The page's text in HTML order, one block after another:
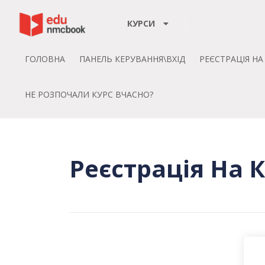
КУРСИ
ГОЛОВНА ПАНЕЛЬ КЕРУВАННЯ\ВХІД РЕЄСТРАЦІЯ
НЕ РОЗПОЧАЛИ КУРС ВЧАСНО?
Реєстрація На